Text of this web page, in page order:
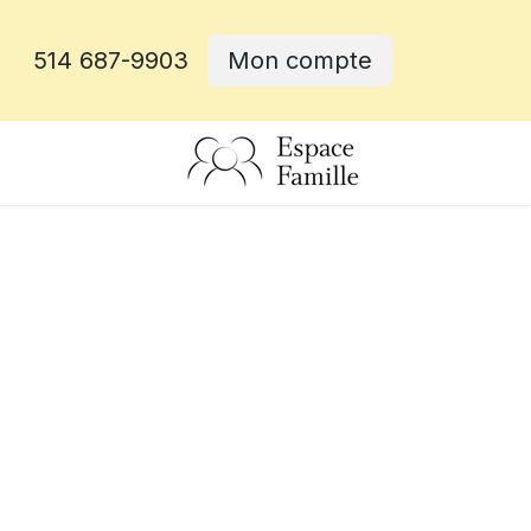
514 687-9903 Mon compte